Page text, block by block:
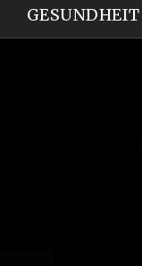
GESUNDHEIT